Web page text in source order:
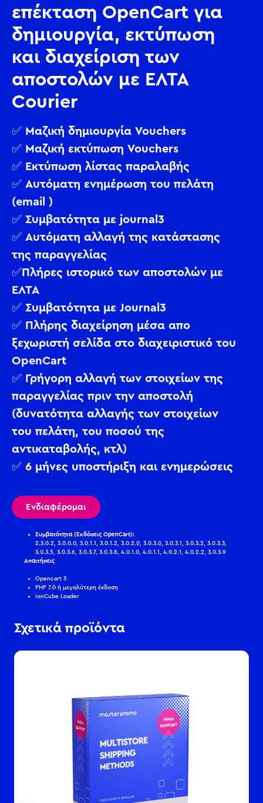
επέκταση OpenCart για
δημιουργία, εκτύπωση
και διαχείριση των
αποστολών με ΕΛΤΑ
Courier
✅ Μαζική δημιουργία Vouchers
✅ Μαζική εκτύπωση Vouchers
✅ Εκτύπωση λίστας παραλαβής
✅ Αυτόματη ενημέρωση του πελάτη
(email )
✅ Συμβατότητα με journal3
✅ Αυτόματη αλλαγή της κατάστασης
της παραγγελίας
✅Πλήρες ιστορικό των αποστολών με
ΕΛΤΑ
✅ Συμβατότητα με Journal3
✅ Πλήρης διαχείρηση μέσα απο
ξεχωριστή σελίδα στο διαχειριστικό του
OpenCart
✅ Γρήγορη αλλαγή των στοιχείων της
παραγγελίας πριν την αποστολή
(δυνατότητα αλλαγής των στοιχείων
του πελάτη, του ποσού της
αντικαταβολής, κτλ)
✅ 6 μήνες υποστήριξη και ενημερώσεις
Ενδιαφέρομαι
Συμβατότητα (Εκδόσεις OpenCart):
2.3.0.2, 3.0.0.0, 3.0.1.1, 3.0.1.2, 3.0.2.0, 3.0.3.0, 3.0.3.1, 3.0.3.2, 3.0.3.3,
3.0.3.5, 3.0.3.6, 3.0.3.7, 3.0.3.8, 4.0.1.0, 4.0.1.1, 4.0.2.1, 4.0.2.2, 3.0.3.9
Απαιτήσεις
Opencart 3
PHP 7.0 ή μεγαλύτερη έκδοση
ionCube Loader
Σχετικά προϊόντα